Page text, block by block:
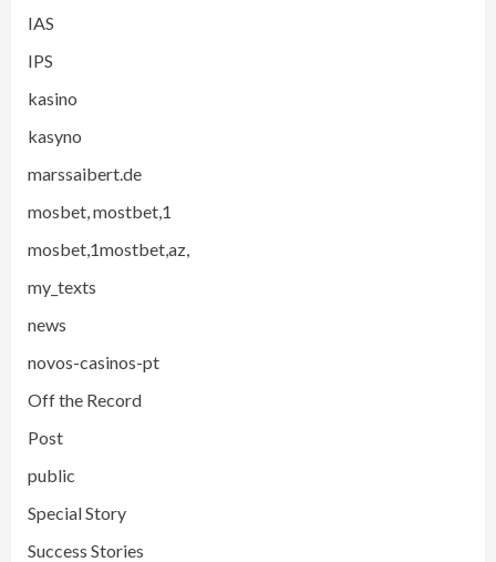
IAS
IPS
kasino
kasyno
marssaibert.de
mosbet, mostbet,1
mosbet,1mostbet,az,
my_texts
news
novos-casinos-pt
Off the Record
Post
public
Special Story
Success Stories